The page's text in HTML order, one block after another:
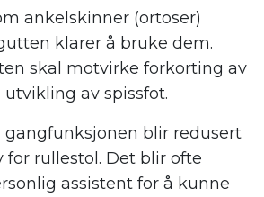
ankelskinner (ortoser)
klarer å bruke dem.
skal motvirke forkorting av
av spissfot.
gangfunksjonen blir redusert
for rullestol. Det blir ofte
assistent for å kunne